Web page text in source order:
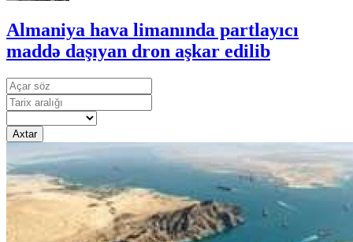
Almaniya hava limanında partlayıcı
maddə daşıyan dron aşkar edilib
Axtar